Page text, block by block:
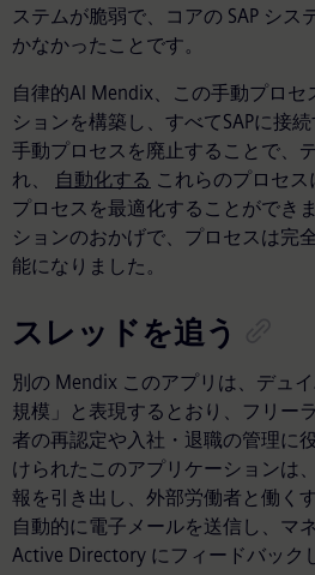
ステムが脆弱で、コアの SAP シス
かなかったことです。
自律的AI Mendix、この手動プロ
ションを構築し、すべてSAPに接
手動プロセスを廃止することで、
れ、
自動化する これらのプロセス
プロセスを最適化することができ
ションのおかげで、プロセスは完
能になりました。
スレッドを追う
別の Mendix このアプリは、デュ
規模」と表現するとおり、フリー
者の再認定や入社・退職の管理に
けられたこのアプリケーションは
報を引き出し、外部労働者と働く
自動的に電子メールを送信し、マ
Active Directory にフィードバック